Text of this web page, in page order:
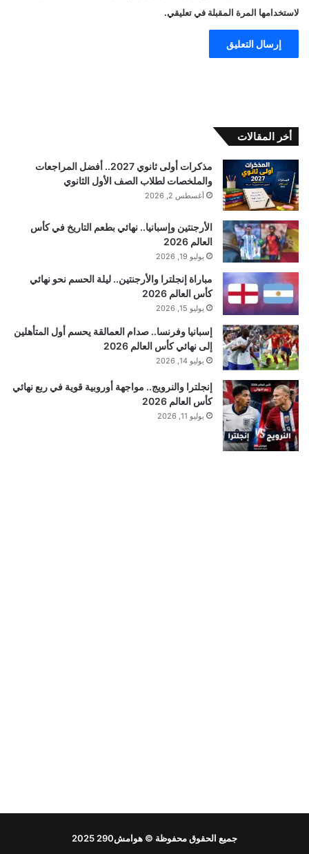
لاستخدامها المرة المقبلة في تعليقي.
أخر المقالات
مذكرات أولى ثانوي 2027.. أفضل المراجعات
والملخصات لطلاب الصف الأول الثانوي
أغسطس 2, 2026
الأرجنتين وإسبانيا.. نهائي بطعم التاريخ في كأس
العالم 2026
يوليو 19, 2026
مباراة إنجلترا والأرجنتين.. ليلة الحسم نحو نهائي
كأس العالم 2026
يوليو 15, 2026
إسبانيا وفرنسا.. صدام العمالقة يحسم أول المتأهلين
إلى نهائي كأس العالم 2026
يوليو 14, 2026
إنجلترا والنرويج.. مواجهة أوروبية قوية في ربع نهائي
كأس العالم 2026
يوليو 11, 2026
جميع الحقوق محفوظة © هوامش290